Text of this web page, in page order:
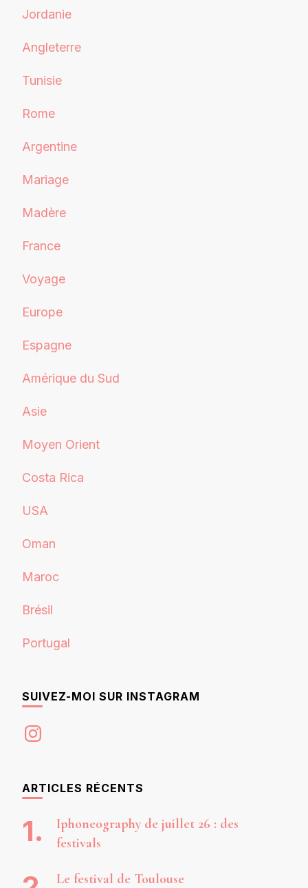
Jordanie
Angleterre
Tunisie
Rome
Argentine
Mariage
Madère
France
Voyage
Europe
Espagne
Amérique du Sud
Asie
Moyen Orient
Costa Rica
USA
Oman
Maroc
Brésil
Portugal
SUIVEZ-MOI SUR INSTAGRAM
Instagram
ARTICLES RÉCENTS
Iphoneography de juillet 26 : des
festivals
Le festival de Toulouse